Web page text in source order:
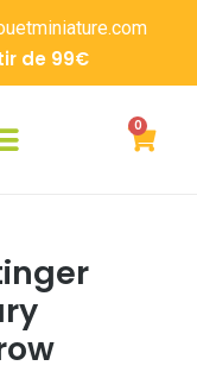
de 99€
0